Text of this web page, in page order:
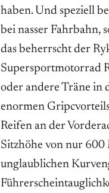
haben. Und speziell
bei nasser Fahrbahn,
das beherrscht der
Supersportmotorrad
oder andere Träne in
enormen
Reifen an der
Sitzhöhe von nur
unglaublichen